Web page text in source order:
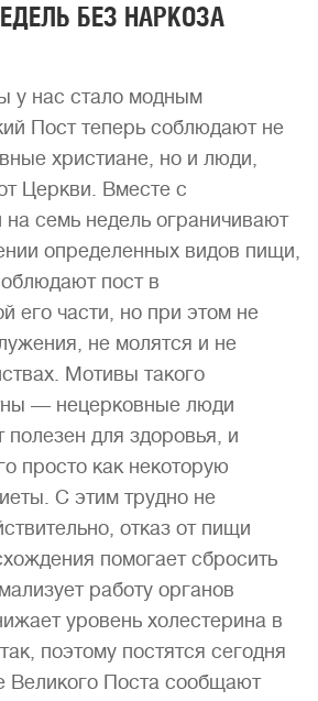
БЕЗ НАРКОЗА
у нас стало модным
Пост теперь соблюдают не
христиане, но и люди,
Церкви. Вместе с
на семь недель ограничивают
определенных видов пищи,
пост в
его части, но при этом не
не молятся и не
Мотивы такого
— нецерковные люди
полезен для здоровья, и
просто как некоторую
С этим трудно не
отказ от пищи
помогает сбросить
работу органов
уровень холестерина в
поэтому постятся сегодня
Великого Поста сообщают